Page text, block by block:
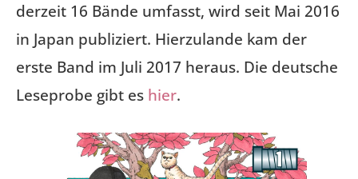
derzeit 16 Bände umfasst, wird seit Mai 2016
in Japan publiziert. Hierzulande kam der
erste Band im Juli 2017 heraus. Die deutsche
Leseprobe gibt es hier.